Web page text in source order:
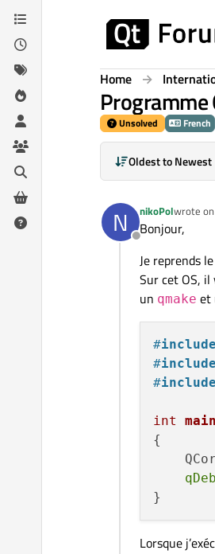
Skip to content
Home
Programme
Unsolved French
Oldest to Newest
N
Offline
nikoPolwrote on
last
Bonjour,
Je reprends
Sur cet OS, il
un qmake et
#include
#include
#include
int main
{
Lorsque